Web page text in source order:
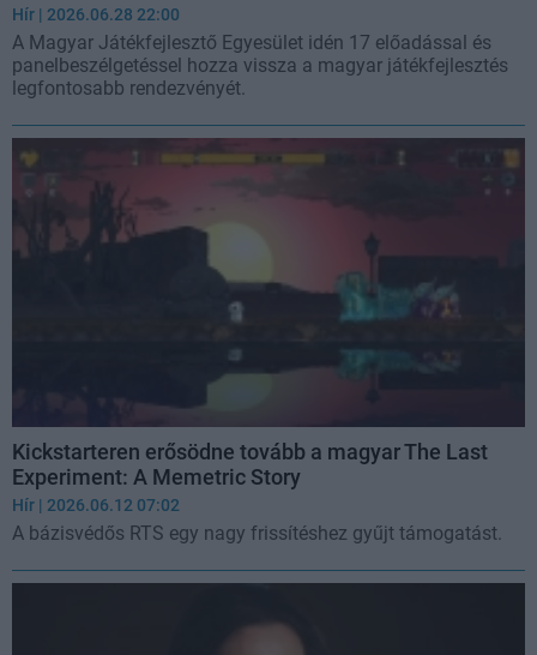
Hír | 2026.06.28 22:00
A Magyar Játékfejlesztő Egyesület idén 17 előadással és
panelbeszélgetéssel hozza vissza a magyar játékfejlesztés
legfontosabb rendezvényét.
Kickstarteren erősödne tovább a magyar The Last
Experiment: A Memetric Story
Hír | 2026.06.12 07:02
A bázisvédős RTS egy nagy frissítéshez gyűjt támogatást.